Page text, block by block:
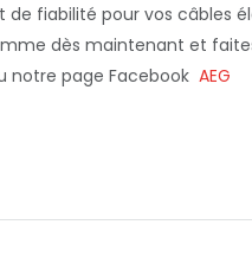
de fiabilité pour vos câbles
dès maintenant et
notre page Facebook AEG